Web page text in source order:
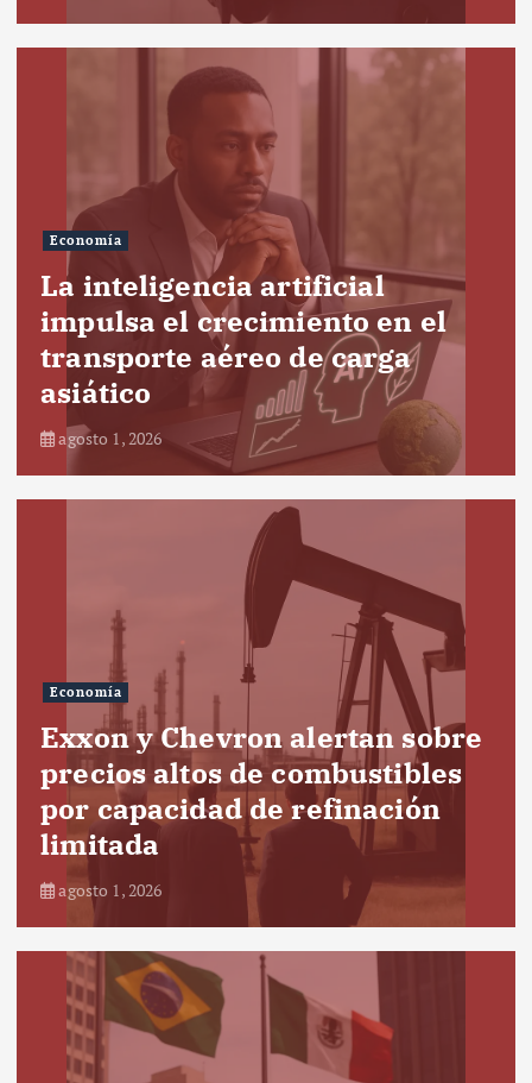
Economía
La inteligencia artificial
impulsa el crecimiento en el
transporte aéreo de carga
asiático
agosto 1, 2026
Economía
Exxon y Chevron alertan sobre
precios altos de combustibles
por capacidad de refinación
limitada
agosto 1, 2026